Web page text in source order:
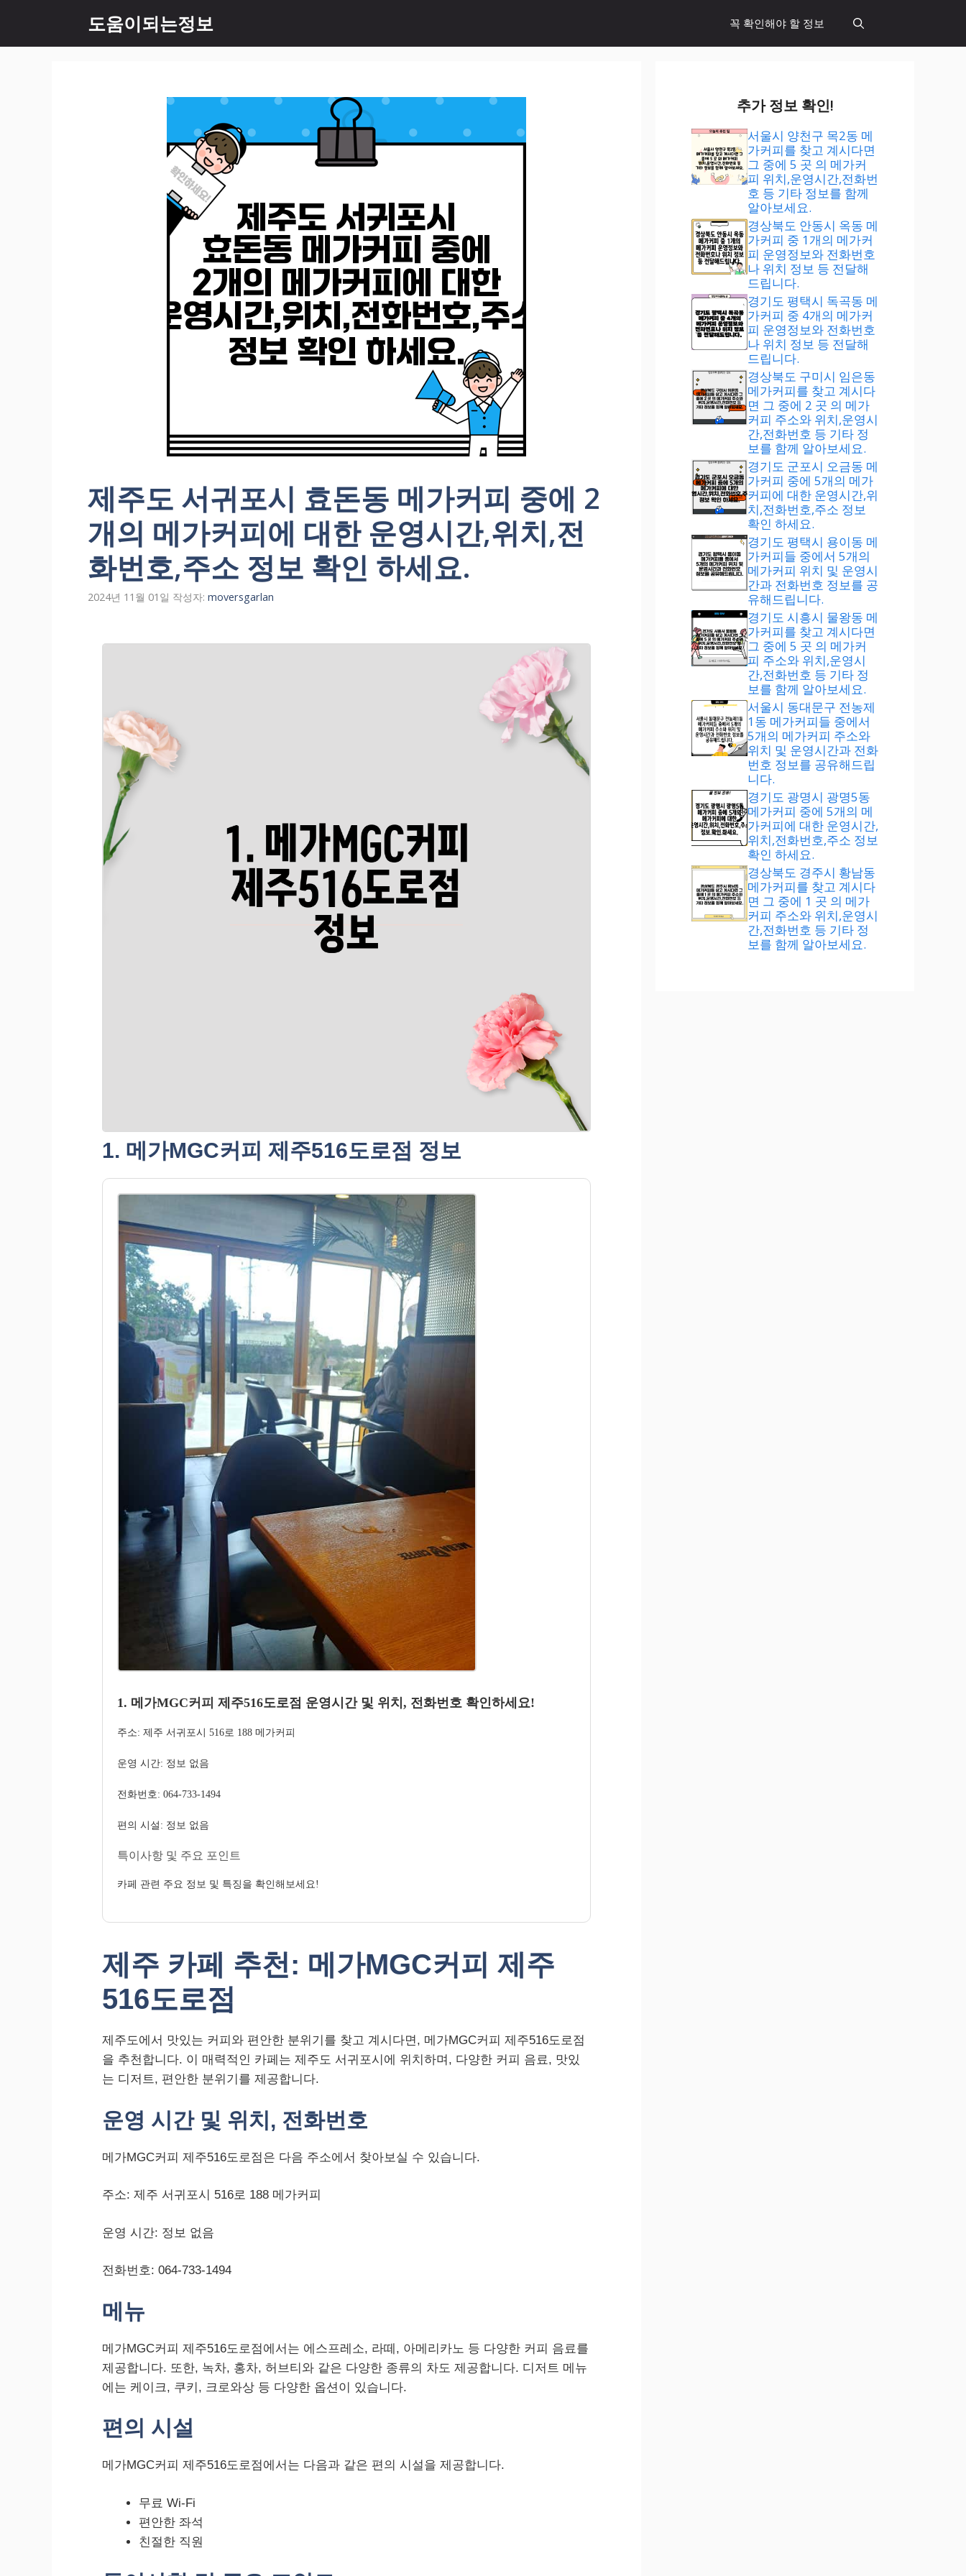
츠
도움이되는정보 꼭 확인해야 할 정보
제주도 서귀포시 효돈동 메가커피 중에 2
개의 메가커피에 대한 운영시간,위치,전
화번호,주소 정보 확인 하세요.
2024년 11월 01일 작성자: moversgarlan
1. 메가MGC커피 제주516도로점 정보
1. 메가MGC커피 제주516도로점 운영시간 및 위치, 전화번호 확인하세요!
주소: 제주 서귀포시 516로 188 메가커피
운영 시간: 정보 없음
전화번호: 064-733-1494
편의 시설: 정보 없음
특이사항 및 주요 포인트
카페 관련 주요 정보 및 특징을 확인해보세요!
제주 카페 추천: 메가MGC커피 제주
516도로점
제주도에서 맛있는 커피와 편안한 분위기를 찾고 계시다면, 메가MGC커피 제주516도로점
을 추천합니다. 이 매력적인 카페는 제주도 서귀포시에 위치하며, 다양한 커피 음료, 맛있
는 디저트, 편안한 분위기를 제공합니다.
운영 시간 및 위치, 전화번호
메가MGC커피 제주516도로점은 다음 주소에서 찾아보실 수 있습니다.
주소: 제주 서귀포시 516로 188 메가커피
운영 시간: 정보 없음
전화번호: 064-733-1494
메뉴
메가MGC커피 제주516도로점에서는 에스프레소, 라떼, 아메리카노 등 다양한 커피 음료를
제공합니다. 또한, 녹차, 홍차, 허브티와 같은 다양한 종류의 차도 제공합니다. 디저트 메뉴
에는 케이크, 쿠키, 크로와상 등 다양한 옵션이 있습니다.
편의 시설
메가MGC커피 제주516도로점에서는 다음과 같은 편의 시설을 제공합니다.
무료 Wi-Fi
편안한 좌석
친절한 직원
추가 정보 확인!
서울시 양천구 목2동 메
가커피를 찾고 계시다면
그 중에 5 곳 의 메가커
피 위치,운영시간,전화번
호 등 기타 정보를 함께
알아보세요.
경상북도 안동시 옥동 메
가커피 중 1개의 메가커
피 운영정보와 전화번호
나 위치 정보 등 전달해
드립니다.
경기도 평택시 독곡동 메
가커피 중 4개의 메가커
피 운영정보와 전화번호
나 위치 정보 등 전달해
드립니다.
경상북도 구미시 임은동
메가커피를 찾고 계시다
면 그 중에 2 곳 의 메가
커피 주소와 위치,운영시
간,전화번호 등 기타 정
보를 함께 알아보세요.
경기도 군포시 오금동 메
가커피 중에 5개의 메가
커피에 대한 운영시간,위
치,전화번호,주소 정보
확인 하세요.
경기도 평택시 용이동 메
가커피들 중에서 5개의
메가커피 위치 및 운영시
간과 전화번호 정보를 공
유해드립니다.
경기도 시흥시 물왕동 메
가커피를 찾고 계시다면
그 중에 5 곳 의 메가커
피 주소와 위치,운영시
간,전화번호 등 기타 정
보를 함께 알아보세요.
서울시 동대문구 전농제
1동 메가커피들 중에서
5개의 메가커피 주소와
위치 및 운영시간과 전화
번호 정보를 공유해드립
니다.
경기도 광명시 광명5동
메가커피 중에 5개의 메
가커피에 대한 운영시간,
위치,전화번호,주소 정보
확인 하세요.
경상북도 경주시 황남동
메가커피를 찾고 계시다
면 그 중에 1 곳 의 메가
커피 주소와 위치,운영시
간,전화번호 등 기타 정
보를 함께 알아보세요.